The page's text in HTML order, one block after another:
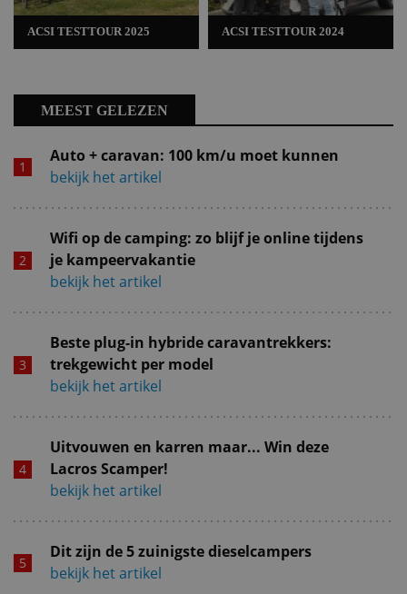
ACSI TESTTOUR 2025 ACSI TESTTOUR 2024
MEEST GELEZEN
Auto + caravan: 100 km/u moet kunnen
bekijk het artikel
Wifi op de camping: zo blijf je online tijdens
je kampeervakantie
bekijk het artikel
Beste plug-in hybride caravantrekkers:
trekgewicht per model
bekijk het artikel
Uitvouwen en karren maar... Win deze
Lacros Scamper!
bekijk het artikel
Dit zijn de 5 zuinigste dieselcampers
bekijk het artikel